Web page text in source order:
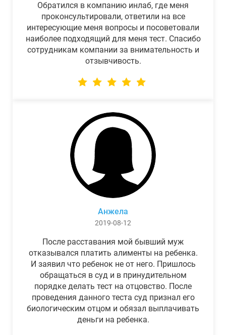
Обратился в компанию инлаб, где меня
проконсультировали, ответили на все
интересующие меня вопросы и посоветовали
наиболее подходящий для меня тест. Спасибо
сотрудникам компании за внимательность и
отзывчивость.
Анжела
2019-08-12
После расставания мой бывший муж
отказывался платить алименты на ребенка.
И заявил что ребенок не от него. Пришлось
обращаться в суд и в принудительном
порядке делать тест на отцовство. После
проведения данного теста суд признал его
биологическим отцом и обязал выплачивать
деньги на ребенка.